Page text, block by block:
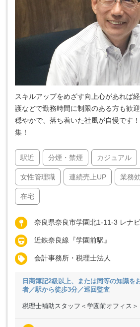
スキルアップをめざす向上心があれば
護などで勤務時間に制限のある方も歓
穏やかで、落ち着いた社風が自慢です
集！
駅近 分煙・禁煙 カジュアル
女性管理職 連続売上UP 業務
在宅
奈良県奈良市学園北1-11-3 レナ
近鉄奈良線『学園前駅』
会計事務所・税理士法人
日商簿記2級以上、または同等の知識を
者／駅から徒歩3分／巡回監査
税理士補助スタッフ＜学園前オフィス＞